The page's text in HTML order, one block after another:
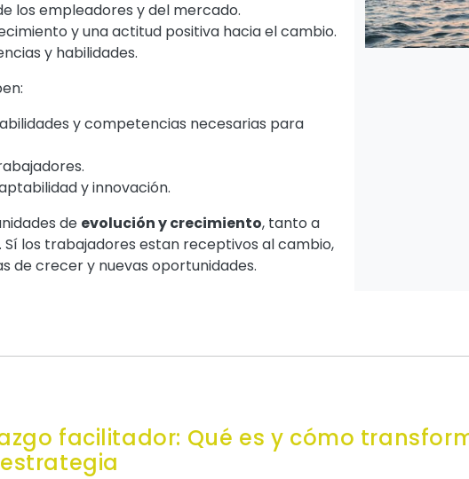
los empleadores y del mercado.
y una actitud positiva hacia el cambio.
y habilidades.
y competencias necesarias para
y innovación.
de evolución y crecimiento, tanto a
los trabajadores estan receptivos al cambio,
de crecer y nuevas oportunidades.
facilitador: Qué es y cómo